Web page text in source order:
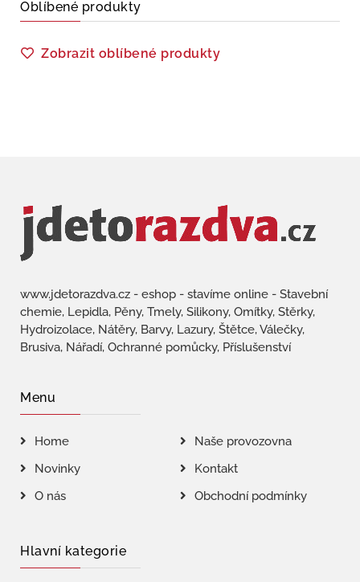
Oblíbené produkty
Zobrazit oblíbené produkty
www.jdetorazdva.cz - eshop - stavíme online - Stavební
chemie, Lepidla, Pěny, Tmely, Silikony, Omítky, Stěrky,
Hydroizolace, Nátěry, Barvy, Lazury, Štětce, Válečky,
Brusiva, Nářadí, Ochranné pomůcky, Příslušenství
Menu
Home
Naše provozovna
Novinky
Kontakt
O nás
Obchodní podmínky
Hlavní kategorie